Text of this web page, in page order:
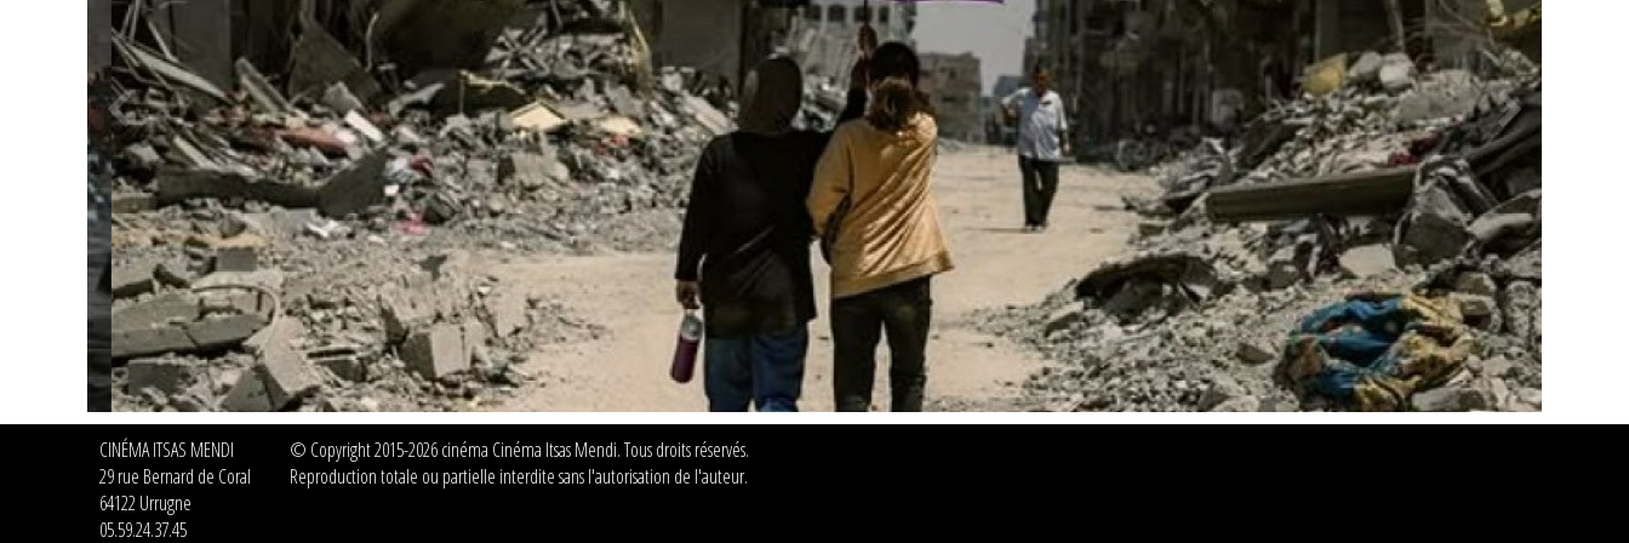
CINÉMA ITSAS MENDI
29 rue Bernard de Coral
64122 Urrugne
05.59.24.37.45
© Copyright 2015-2026 cinéma Cinéma Itsas Mendi. Tous droits réservés.
Reproduction totale ou partielle interdite sans l'autorisation de l'auteur.